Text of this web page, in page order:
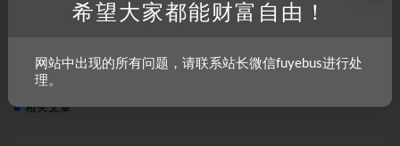
粗暴，小白轻松上手
新模式直播带货，日入2000，不出镜不露脸，小白轻松
上手
相关文章
希望大家都能财富自由！
网站中出现的所有问题，请联系站长微信fuyebus进行处
理。